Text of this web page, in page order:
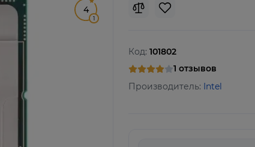
4
1
Код: 101802
1 отзывов
Производитель: Intel